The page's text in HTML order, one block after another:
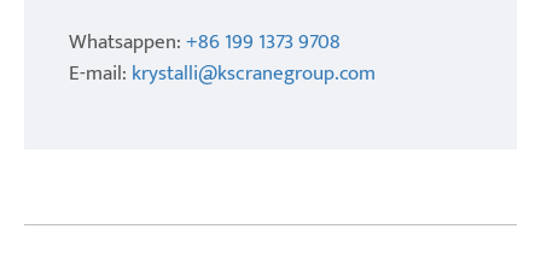
Whatsappen:+86 199 1373 9708
E-mail: krystalli@kscranegroup.com